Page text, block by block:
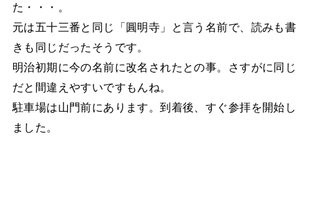
た・・・。
元は五十三番と同じ「圓明寺」と言う名前で、読みも書
きも同じだったそうです。
明治初期に今の名前に改名されたとの事。さすがに同じ
だと間違えやすいですもんね。
駐車場は山門前にあります。到着後、すぐ参拝を開始し
ました。